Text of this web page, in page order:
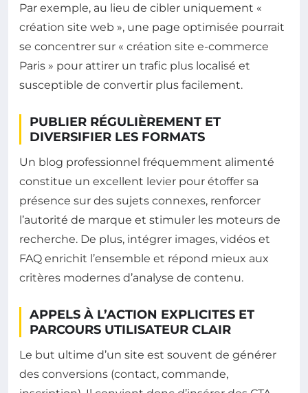
Par exemple, au lieu de cibler uniquement «
création site web », une page optimisée pourrait
se concentrer sur « création site e-commerce
Paris » pour attirer un trafic plus localisé et
susceptible de convertir plus facilement.
PUBLIER RÉGULIÈREMENT ET
DIVERSIFIER LES FORMATS
Un blog professionnel fréquemment alimenté
constitue un excellent levier pour étoffer sa
présence sur des sujets connexes, renforcer
l’autorité de marque et stimuler les moteurs de
recherche. De plus, intégrer images, vidéos et
FAQ enrichit l’ensemble et répond mieux aux
critères modernes d’analyse de contenu.
APPELS À L’ACTION EXPLICITES ET
PARCOURS UTILISATEUR CLAIR
Le but ultime d’un site est souvent de générer
des conversions (contact, commande,